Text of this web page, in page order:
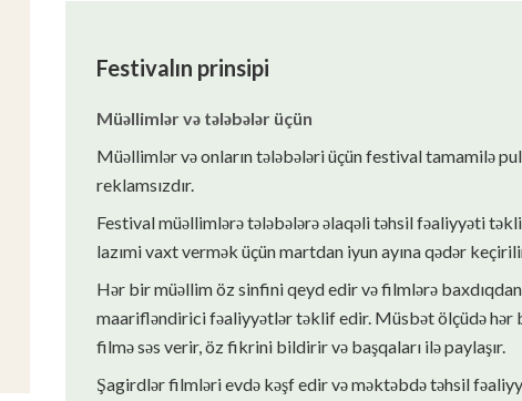
Festivalın prinsipi
Müəllimlər və tələbələr üçün
Müəllimlər və onların tələbələri üçün festival tamamilə
reklamsızdır.
Festival müəllimlərə tələbələrə əlaqəli təhsil fəaliyyəti
lazımi vaxt vermək üçün martdan iyun ayına qədər
Hər bir müəllim öz sinfini qeyd edir və filmlərə
maarifləndirici fəaliyyətlər təklif edir. Müsbət ölçüdə hər
filmə səs verir, öz fikrini bildirir və başqaları ilə paylaşır.
Şagirdlər filmləri evdə kəşf edir və məktəbdə təhsil